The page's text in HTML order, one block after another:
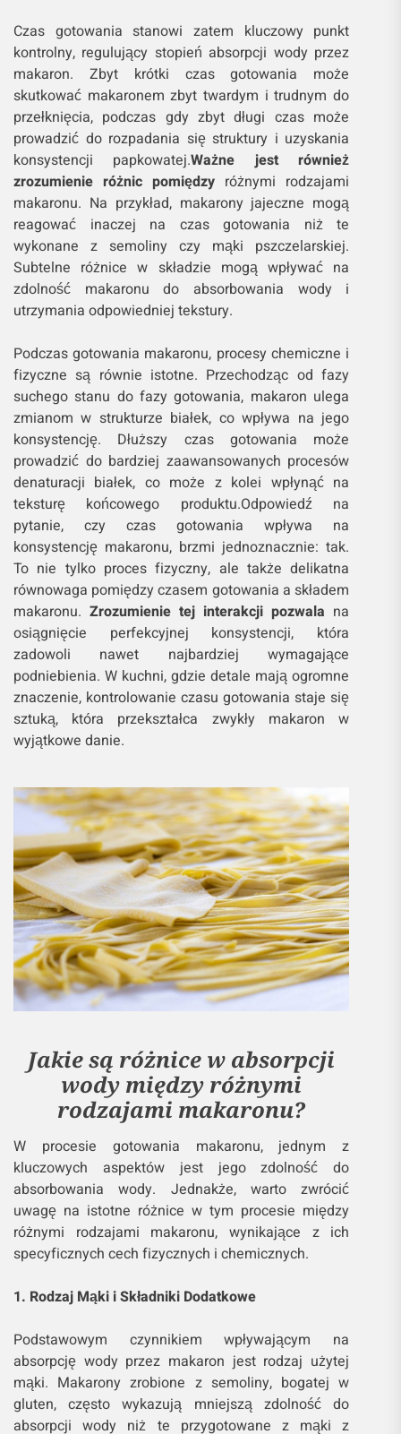
Czas gotowania stanowi zatem kluczowy punkt
kontrolny, regulujący stopień absorpcji wody przez
makaron. Zbyt krótki czas gotowania może
skutkować makaronem zbyt twardym i trudnym do
przełknięcia, podczas gdy zbyt długi czas może
prowadzić do rozpadania się struktury i uzyskania
konsystencji papkowatej.Ważne jest również
zrozumienie różnic pomiędzy różnymi rodzajami
makaronu. Na przykład, makarony jajeczne mogą
reagować inaczej na czas gotowania niż te
wykonane z semoliny czy mąki pszczelarskiej.
Subtelne różnice w składzie mogą wpływać na
zdolność makaronu do absorbowania wody i
utrzymania odpowiedniej tekstury.
Podczas gotowania makaronu, procesy chemiczne i
fizyczne są równie istotne. Przechodząc od fazy
suchego stanu do fazy gotowania, makaron ulega
zmianom w strukturze białek, co wpływa na jego
konsystencję. Dłuższy czas gotowania może
prowadzić do bardziej zaawansowanych procesów
denaturacji białek, co może z kolei wpłynąć na
teksturę końcowego produktu.Odpowiedź na
pytanie, czy czas gotowania wpływa na
konsystencję makaronu, brzmi jednoznacznie: tak.
To nie tylko proces fizyczny, ale także delikatna
równowaga pomiędzy czasem gotowania a składem
makaronu.Zrozumienie tej interakcji pozwala na
osiągnięcie perfekcyjnej konsystencji, która
zadowoli nawet najbardziej wymagające
podniebienia. W kuchni, gdzie detale mają ogromne
znaczenie, kontrolowanie czasu gotowania staje się
sztuką, która przekształca zwykły makaron w
wyjątkowe danie.
Jakie są różnice w absorpcji
wody między różnymi
rodzajami makaronu?
W procesie gotowania makaronu, jednym z
kluczowych aspektów jest jego zdolność do
absorbowania wody. Jednakże, warto zwrócić
uwagę na istotne różnice w tym procesie między
różnymi rodzajami makaronu, wynikające z ich
specyficznych cech fizycznych i chemicznych.
1. Rodzaj Mąki i Składniki Dodatkowe
Podstawowym czynnikiem wpływającym na
absorpcję wody przez makaron jest rodzaj użytej
mąki. Makarony zrobione z semoliny, bogatej w
gluten, często wykazują mniejszą zdolność do
absorpcji wody niż te przygotowane z mąki z